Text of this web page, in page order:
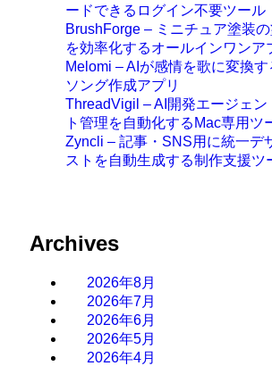
ードできるログイン不要ツール
BrushForge – ミニチュア塗装
を効率化するオールインワンア
Melomi – AIが感情を歌に変換
ソング作成アプリ
ThreadVigil – AI開発エージェン
ト管理を自動化するMac専用ツ
Zyncli – 記事・SNS用に統一デ
ストを自動生成する制作支援ツ
Archives
2026年8月
2026年7月
2026年6月
2026年5月
2026年4月